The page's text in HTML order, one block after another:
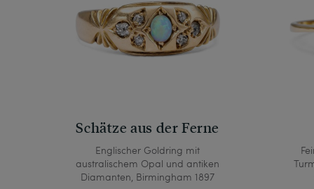
Schätze aus der Ferne
Englischer Goldring mit
australischem Opal und antiken
Diamanten, Birmingham 1897